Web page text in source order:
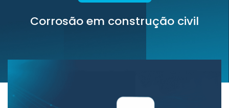
Corrosão em construção civil